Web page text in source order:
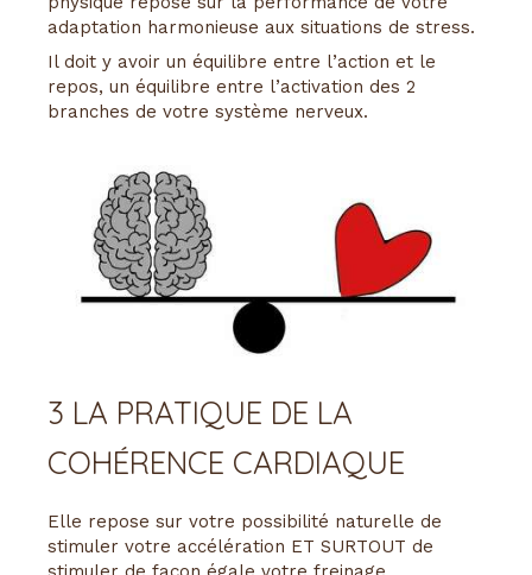
adaptation harmonieuse aux situations de stress.
Il doit y avoir un équilibre entre l’action et le
repos, un équilibre entre l’activation des 2
branches de votre système nerveux.
3 LA PRATIQUE DE LA
COHÉRENCE CARDIAQUE
Elle repose sur votre possibilité naturelle de
stimuler votre accélération ET SURTOUT de